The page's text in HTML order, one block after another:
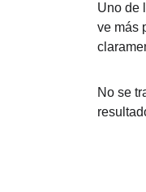
Uno de
ve más
No se